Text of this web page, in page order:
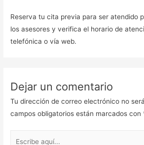
Reserva tu cita previa para ser atendido
los asesores y verifica el horario de
telefónica o vía web.
Dejar un comentario
Tu dirección de correo electrónico no
campos obligatorios están marcados con